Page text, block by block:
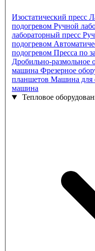
Изостатический пресс
подогревом Ручной
лабораторный пресс
подогревом
подогревом Пресса по
Дробильно-размольное
машина Фрезерное
планшетов Машина для
машина
Тепловое